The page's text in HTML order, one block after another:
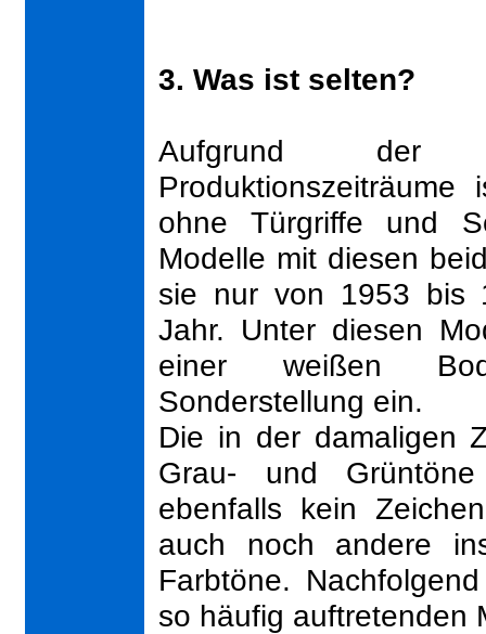
3. Was ist selten?
Aufgrund der
ohne Türgriffe und
Modelle mit diesen
sie nur von 1953 bis
Jahr. Unter diesen
einer weißen
Sonderstellung ein.
Die in der damaligen
Grau- und
ebenfalls kein
auch noch andere
Farbtöne.
so häufig auftretenden